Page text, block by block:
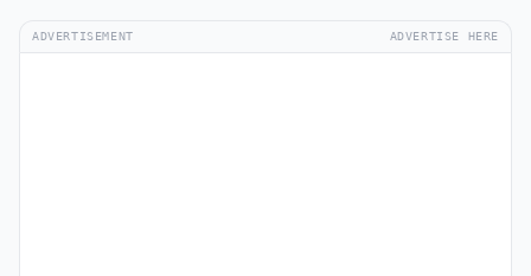
ADVERTISEMENT ADVERTISE HERE